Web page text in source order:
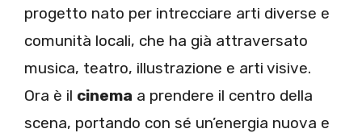
progetto nato per intrecciare arti diverse e
comunità locali, che ha già attraversato
musica, teatro, illustrazione e arti visive.
Ora è il cinema a prendere il centro della
scena, portando con sé un’energia nuova e